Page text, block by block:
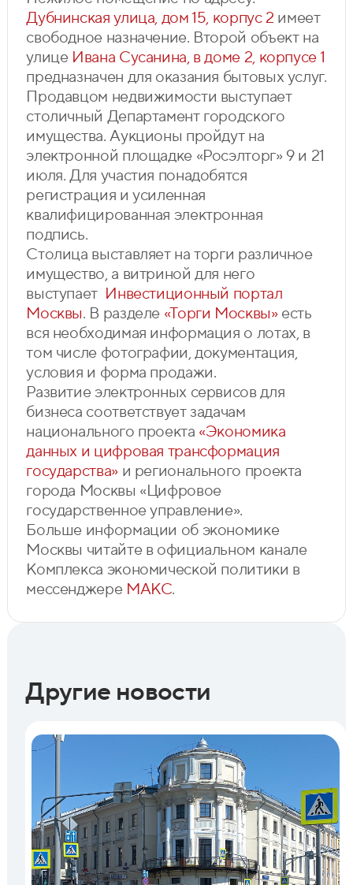
Дубнинская улица, дом 15, корпус 2 имеет
свободное назначение. Второй объект на
улице Ивана Сусанина, в доме 2, корпусе 1
предназначен для оказания бытовых услуг.
Продавцом недвижимости выступает
столичный Департамент городского
имущества. Аукционы пройдут на
электронной площадке «Росэлторг» 9 и 21
июля. Для участия понадобятся
регистрация и усиленная
квалифицированная электронная
подпись.
Столица выставляет на торги различное
имущество, а витриной для него
выступает Инвестиционный портал
Москвы. В разделе «Торги Москвы»есть
вся необходимая информация о лотах, в
том числе фотографии, документация,
условия и форма продажи.
Развитие электронных сервисов для
бизнеса соответствует задачам
национального проекта «Экономика
данных и цифровая трансформация
государства»и регионального проекта
города Москвы «Цифровое
государственное управление».
Больше информации об экономике
Москвы читайте в официальном канале
Комплекса экономической политики в
мессенджере МАКС.
Другие новости